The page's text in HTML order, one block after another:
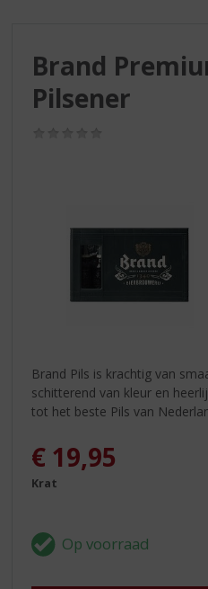
Brand
Pilsener
Brand Pils is krachtig van
schitterend van kleur en
tot het beste Pils van
€ 19,95
Krat